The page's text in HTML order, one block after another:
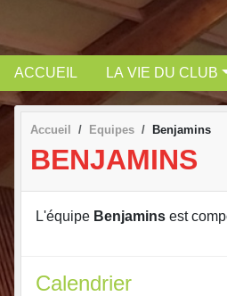
ACCUEIL LA VIE DU CLUB
Accueil Equipes Benjamins
BENJAMINS
L'équipe Benjamins est
Calendrier